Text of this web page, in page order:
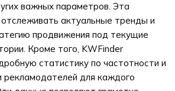
важных параметров. Эта
актуальные тренды и
продвижения под текущие
Кроме того, KWFinder
статистику по частотности и
рекламодателей для каждого